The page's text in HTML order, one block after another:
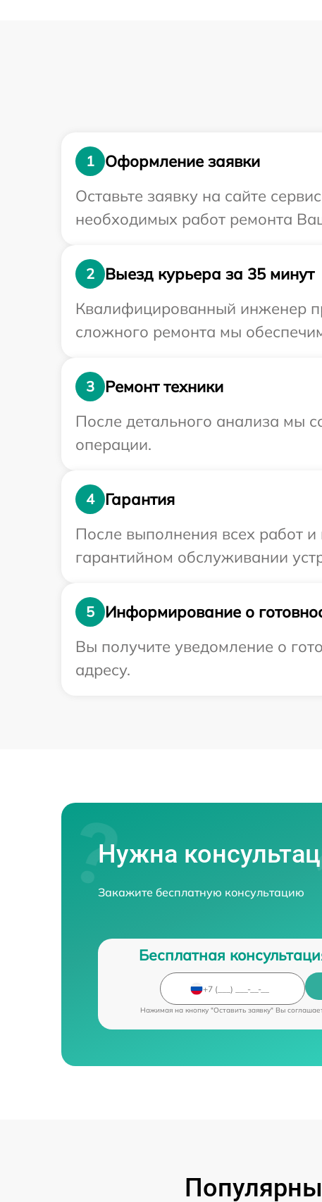
1
Оформление заявки
Оставьте заявку на сайте
необходимых работ ремонта
2
Выезд курьера за 35 минут
Квалифицированный инженер
сложного ремонта мы
3
Ремонт техники
После детального анализа мы
операции.
4
Гарантия
После выполнения всех работ
гарантийном обслуживании
5
Информирование о
Вы получите уведомление о
адресу.
Нужна
Закажите бесплатную консультацию
Бесплатная
Нажимая на кнопку "Оставить заявку" Вы